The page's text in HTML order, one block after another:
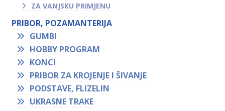
ZA VANJSKU PRIMJENU
PRIBOR, POZAMANTERIJA
GUMBI
HOBBY PROGRAM
KONCI
PRIBOR ZA KROJENJE I ŠIVANJE
PODSTAVE, FLIZELIN
UKRASNE TRAKE